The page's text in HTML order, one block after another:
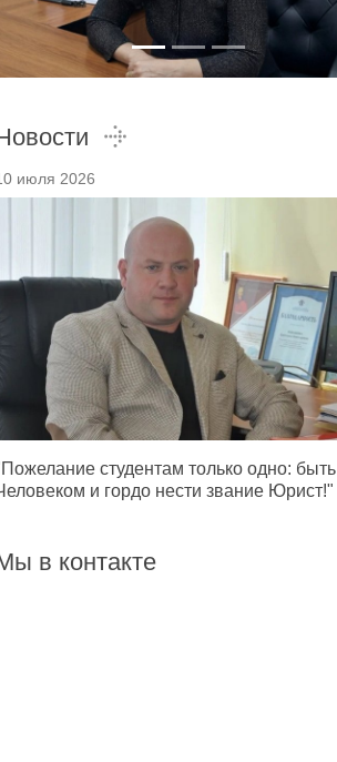
июля 2026
студентам только одно: быть
и гордо нести звание Юрист!"
в контакте